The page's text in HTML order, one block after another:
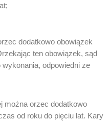
dodatkowo obowiązek
ten obowiązek, sąd
odpowiedni ze
można orzec dodatkowo
od roku do pięciu lat. Kary